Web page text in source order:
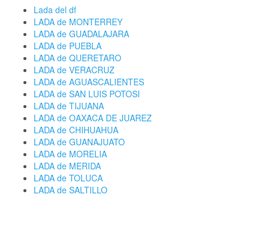
Lada del df
LADA de MONTERREY
LADA de GUADALAJARA
LADA de PUEBLA
LADA de QUERETARO
LADA de VERACRUZ
LADA de AGUASCALIENTES
LADA de SAN LUIS POTOSI
LADA de TIJUANA
LADA de OAXACA DE JUAREZ
LADA de CHIHUAHUA
LADA de GUANAJUATO
LADA de MORELIA
LADA de MERIDA
LADA de TOLUCA
LADA de SALTILLO